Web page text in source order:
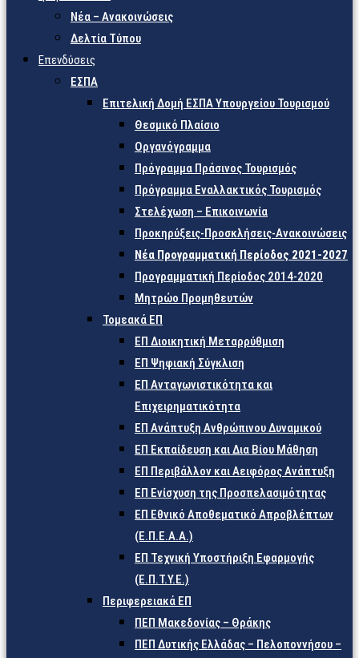
Νέα – Ανακοινώσεις
Δελτία Τύπου
Επενδύσεις
ΕΣΠΑ
Επιτελική Δομή ΕΣΠΑ Υπουργείου Τουρισμού
Θεσμικό Πλαίσιο
Οργανόγραμμα
Πρόγραμμα Πράσινος Τουρισμός
Πρόγραμμα Εναλλακτικός Τουρισμός
Στελέχωση – Επικοινωνία
Προκηρύξεις-Προσκλήσεις-Ανακοινώσεις
Νέα Προγραμματική Περίοδος 2021-2027
Προγραμματική Περίοδος 2014-2020
Μητρώο Προμηθευτών
Τομεακά ΕΠ
ΕΠ Διοικητική Μεταρρύθμιση
ΕΠ Ψηφιακή Σύγκλιση
ΕΠ Ανταγωνιστικότητα και
Επιχειρηματικότητα
ΕΠ Ανάπτυξη Ανθρώπινου Δυναμικού
ΕΠ Εκπαίδευση και Δια Βίου Μάθηση
ΕΠ Περιβάλλον και Αειφόρος Ανάπτυξη
ΕΠ Ενίσχυση της Προσπελασιμότητας
ΕΠ Εθνικό Αποθεματικό Απροβλέπτων
(Ε.Π.Ε.Α.Α.)
ΕΠ Τεχνική Υποστήριξη Εφαρμογής
(Ε.Π.Τ.Υ.Ε.)
Περιφερειακά ΕΠ
ΠΕΠ Μακεδονίας – Θράκης
ΠΕΠ Δυτικής Ελλάδας – Πελοποννήσου –